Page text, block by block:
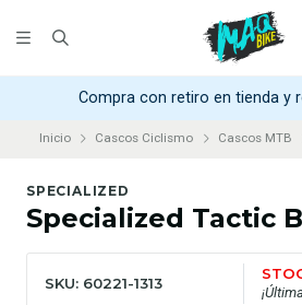
Compra con retiro en tienda y
Inicio Cascos Ciclismo Cascos MTB
SPECIALIZED
Specialized Tactic
SKU: 60221-1313